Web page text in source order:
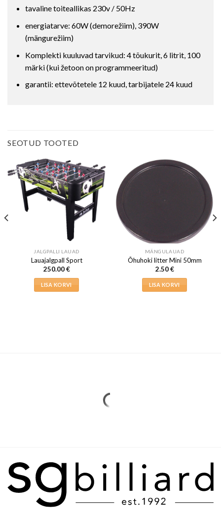
tavaline toiteallikas 230v / 50Hz
energiatarve: 60W (demorežiim), 390W
(mängurežiim)
Komplekti kuuluvad tarvikud: 4 tõukurit, 6 litrit, 100
märki (kui žetoon on programmeeritud)
garantii: ettevõtetele 12 kuud, tarbijatele 24 kuud
SEOTUD TOOTED
JALGPALLI LAUAD
Lauajalgpall Sport
250.00€
LISA KORVI
MÄNGULAUAD
Õhuhoki litter Mini 50mm
2.50€
LISA KORVI